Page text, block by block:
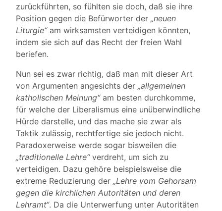
zurückführten, so fühlten sie doch, daß sie ihre
Position gegen die Befürworter der „neuen
Liturgie“am wirksamsten verteidigen könnten,
indem sie sich auf das Recht der freien Wahl
beriefen.
Nun sei es zwar richtig, daß man mit dieser Art
von Argumenten angesichts der „allgemeinen
katholischen Meinung“am besten durchkomme,
für welche der Liberalismus eine unüberwindliche
Hürde darstelle, und das mache sie zwar als
Taktik zulässig, rechtfertige sie jedoch nicht.
Paradoxerweise werde sogar bisweilen die
„traditionelle Lehre“verdreht, um sich zu
verteidigen. Dazu gehöre beispielsweise die
extreme Reduzierung der „Lehre vom Gehorsam
gegen die kirchlichen Autoritäten und deren
Lehramt“. Da die Unterwerfung unter Autoritäten